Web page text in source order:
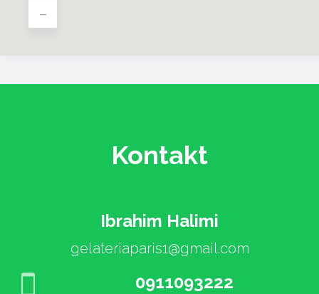
-
Kontakt
Ibrahim Halimi
gelateriaparis1@gmail.com
0911093222